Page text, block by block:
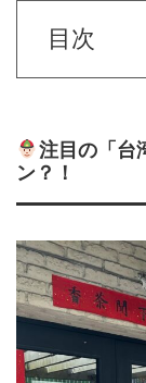
目次
注目の「台
ン？！